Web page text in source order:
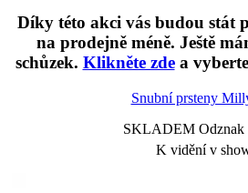
Díky této akci vás budou stát
na prodejně méně. Ještě
schůzek. Klikněte zdea
Snubní prsteny
SKLADEM Odznak
K vidění v